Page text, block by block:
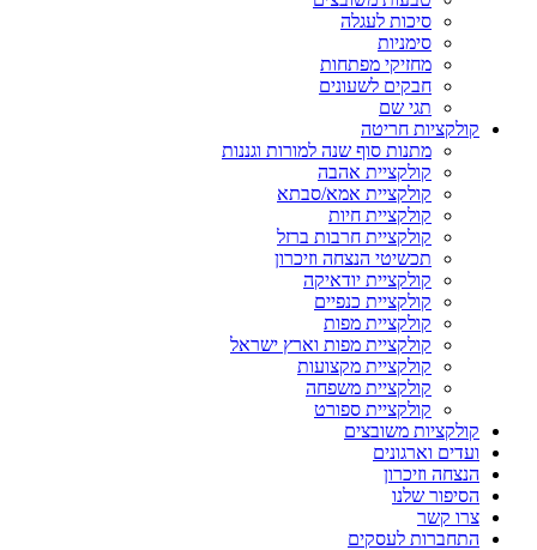
סיכות לעגלה
סימניות
מחזיקי מפתחות
חבקים לשעונים
תגי שם
קולקציות חריטה
מתנות סוף שנה למורות וגננות
קולקציית אהבה
קולקציית אמא/סבתא
קולקציית חיות
קולקציית חרבות ברזל
תכשיטי הנצחה וזיכרון
קולקציית יודאיקה
קולקציית כנפיים
קולקציית מפות
קולקציית מפות וארץ ישראל
קולקציית מקצועות
קולקציית משפחה
קולקציית ספורט
קולקציות משובצים
ועדים וארגונים
הנצחה וזיכרון
הסיפור שלנו
צרו קשר
התחברות לעסקים